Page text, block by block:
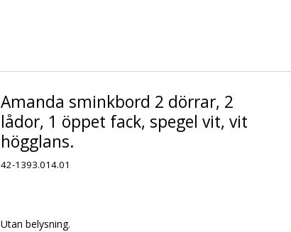
Amanda sminkbord 2 dörrar, 2
lådor, 1 öppet fack, spegel vit, vit
högglans.
42-1393.014.01
Utan belysning.